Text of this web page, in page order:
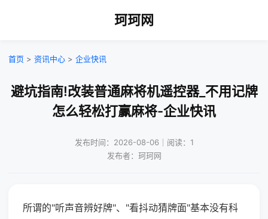
珂珂网
首页 > 资讯中心 > 企业快讯
避坑指南!改装普通麻将机遥控器_不用记牌
怎么轻松打赢麻将-企业快讯
发布时间：2026-08-06｜阅读：1
发布者：珂珂网
所谓的"听声音辨好牌"、"看抖动猜牌面"基本没有科